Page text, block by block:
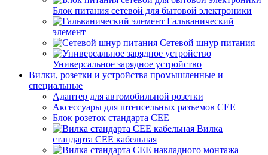
Блок питания сетевой для бытовой электроники
Гальванический
элемент
Сетевой шнур питания
Универсальное зарядное устройство
Вилки, розетки и устройства промышленные и
специальные
Адаптер для автомобильной розетки
Аксессуары для штепсельных разъемов CEE
Блок розеток стандарта CEE
Вилка
стандарта CEE кабельная